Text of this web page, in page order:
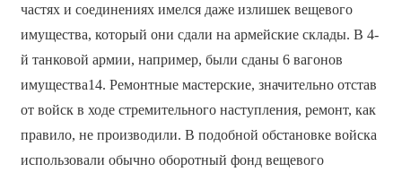
частях и соединениях имелся даже излишек вещевого
имущества, который они сдали на армейские склады. В 4-
й танковой армии, например, были сданы 6 вагонов
имущества14. Ремонтные мастерские, значительно отстав
от войск в ходе стремительного наступления, ремонт, как
правило, не производили. В подобной обстановке войска
использовали обычно оборотный фонд вещевого